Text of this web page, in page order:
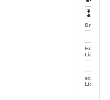
Breite in
Höhe
eckiger